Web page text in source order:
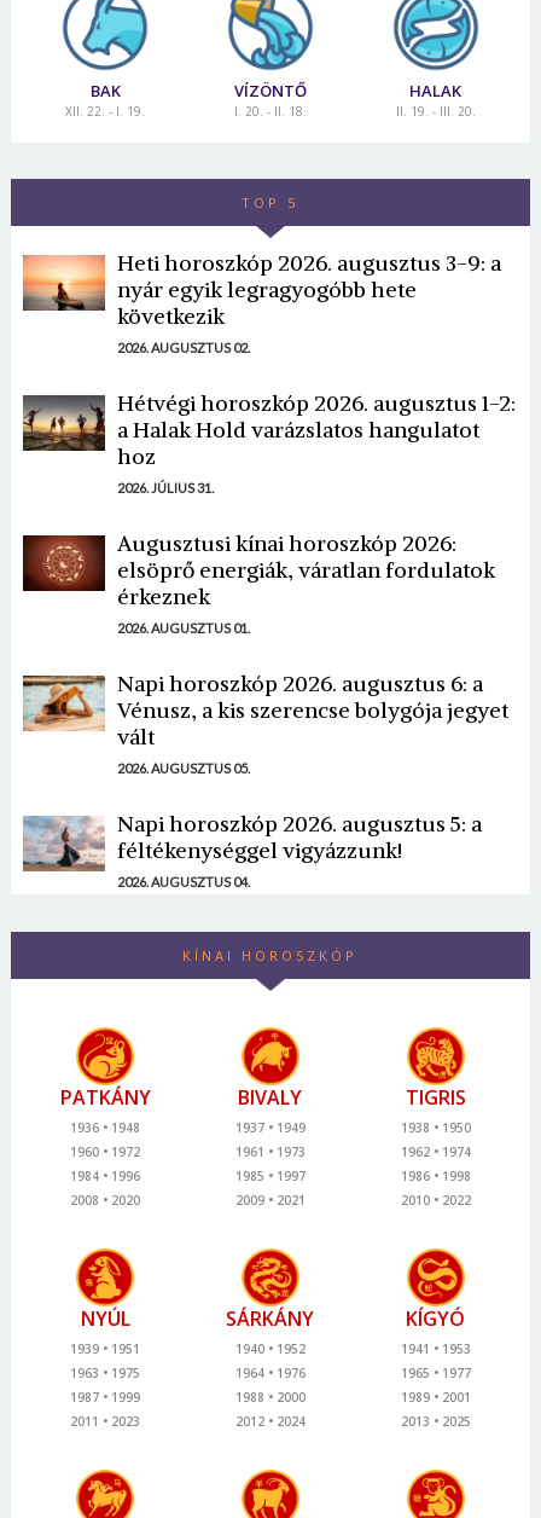
BAK
XII. 22. - I. 19.
VÍZÖNTŐ
I. 20. - II. 18.
HALAK
II. 19. - III. 20.
TOP 5
Heti horoszkóp 2026. augusztus 3-9: a
nyár egyik legragyogóbb hete
következik
2026. AUGUSZTUS 02.
Hétvégi horoszkóp 2026. augusztus 1-2:
a Halak Hold varázslatos hangulatot
hoz
2026. JÚLIUS 31.
Augusztusi kínai horoszkóp 2026:
elsöprő energiák, váratlan fordulatok
érkeznek
2026. AUGUSZTUS 01.
Napi horoszkóp 2026. augusztus 6: a
Vénusz, a kis szerencse bolygója jegyet
vált
2026. AUGUSZTUS 05.
Napi horoszkóp 2026. augusztus 5: a
féltékenységgel vigyázzunk!
2026. AUGUSZTUS 04.
KÍNAI HOROSZKÓP
PATKÁNY
1936
1948
1960
1972
1984
1996
2008
2020
BIVALY
1937
1949
1961
1973
1985
1997
2009
2021
TIGRIS
1938
1950
1962
1974
1986
1998
2010
2022
NYÚL
1939
1951
1963
1975
1987
1999
2011
2023
SÁRKÁNY
1940
1952
1964
1976
1988
2000
2012
2024
KÍGYÓ
1941
1953
1965
1977
1989
2001
2013
2025